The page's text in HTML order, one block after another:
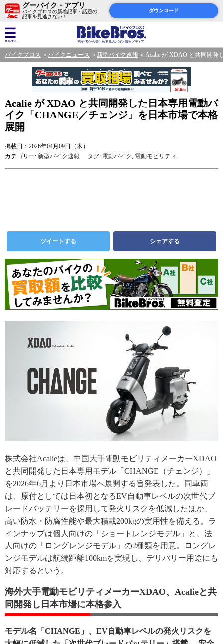
グーバイク・アプリ
バイクブロスの新着記事・話題の
記事を見逃さない！
ダウンロード
バイクブロス バイクニュース 新型バイク速報 Acalie が XDAO と共同開発
Acalie が XDAO と共同開発した日本専用電動バ
イク「CHANGE／チェンジ」を日本市場で本格
展開
掲載日：2026年04月09日（木）
カテゴリー: 新型バイク速報 タグ: 電動バイク, 電動モビリティ
ツイートする シェアする
株式会社Acalieは、中国大手電動モビリティメーカーXDAO
と共同開発した日本専用モデル「CHANGE（チェンジ）」
を2026年6月より日本市場へ展開する旨発表した。同車両
は、原付としては日本初となるEV自動車レベルの次世代ブ
レードバッテリーを採用して発火リスクを低減したほか、
高い防水・防腐性能や最大積載200kgの実用性を備える。ラ
インナップは個人向けの「ショートレンジモデル」と、法
人向けの「ロングレンジモデル」の2種類を用意。ロングレ
ンジモデルは航続距離100kmを実現し、デリバリー用途にも
対応するという。
海外大手電動モビリティメーカーXDAO、Acalieと共
同開発し日本市場に本格参入
モデル名「CHANGE」、EV自動車レベルの発火リスクを